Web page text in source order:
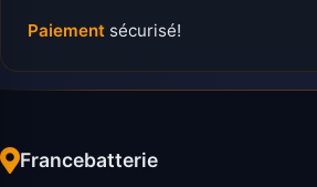
Paiement sécurisé!
Francebatterie